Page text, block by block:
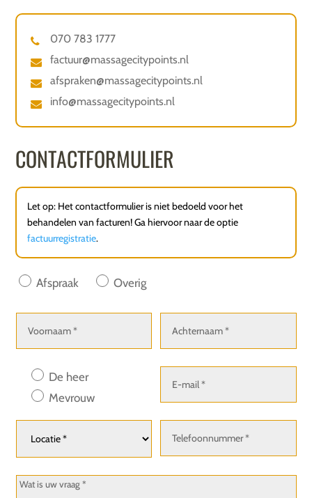
070 783 1777
factuur@massagecitypoints.nl
afspraken@massagecitypoints.nl
info@massagecitypoints.nl
CONTACTFORMULIER
Let op: Het contactformulier is niet bedoeld voor het
behandelen van facturen! Ga hiervoor naar de optie
factuurregistratie.
Afspraak Overig
De heer
Mevrouw